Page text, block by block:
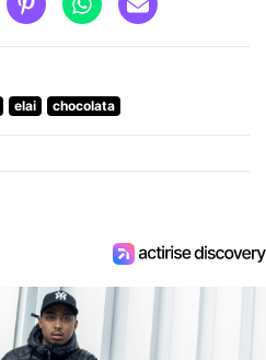
elai chocolata